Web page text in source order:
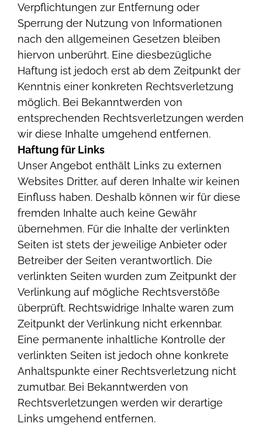
Verpflichtungen zur Entfernung oder
Sperrung der Nutzung von Informationen
nach den allgemeinen Gesetzen bleiben
hiervon unberührt. Eine diesbezügliche
Haftung ist jedoch erst ab dem Zeitpunkt der
Kenntnis einer konkreten Rechtsverletzung
möglich. Bei Bekanntwerden von
entsprechenden Rechtsverletzungen werden
wir diese Inhalte umgehend entfernen.
Haftung für Links
Unser Angebot enthält Links zu externen
Websites Dritter, auf deren Inhalte wir keinen
Einfluss haben. Deshalb können wir für diese
fremden Inhalte auch keine Gewähr
übernehmen. Für die Inhalte der verlinkten
Seiten ist stets der jeweilige Anbieter oder
Betreiber der Seiten verantwortlich. Die
verlinkten Seiten wurden zum Zeitpunkt der
Verlinkung auf mögliche Rechtsverstöße
überprüft. Rechtswidrige Inhalte waren zum
Zeitpunkt der Verlinkung nicht erkennbar.
Eine permanente inhaltliche Kontrolle der
verlinkten Seiten ist jedoch ohne konkrete
Anhaltspunkte einer Rechtsverletzung nicht
zumutbar. Bei Bekanntwerden von
Rechtsverletzungen werden wir derartige
Links umgehend entfernen.